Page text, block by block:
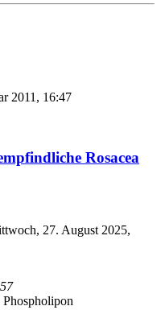
2011, 16:47
Rosacea
27. August 2025,